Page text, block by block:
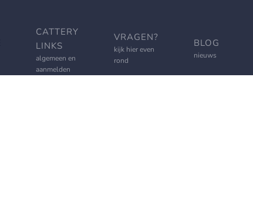
CATTERY
LINKS
algemeen en
aanmelden
VRAGEN?
kijk hier even
rond
BLOG
nieuws